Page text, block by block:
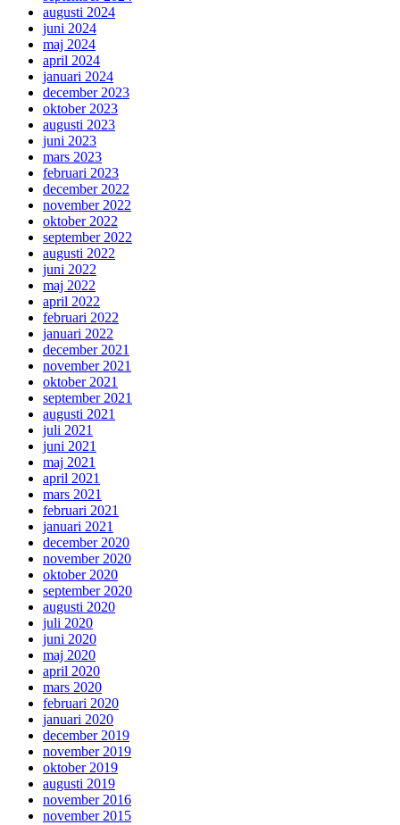
augusti 2024
juni 2024
maj 2024
april 2024
januari 2024
december 2023
oktober 2023
augusti 2023
juni 2023
mars 2023
februari 2023
december 2022
november 2022
oktober 2022
september 2022
augusti 2022
juni 2022
maj 2022
april 2022
februari 2022
januari 2022
december 2021
november 2021
oktober 2021
september 2021
augusti 2021
juli 2021
juni 2021
maj 2021
april 2021
mars 2021
februari 2021
januari 2021
december 2020
november 2020
oktober 2020
september 2020
augusti 2020
juli 2020
juni 2020
maj 2020
april 2020
mars 2020
februari 2020
januari 2020
december 2019
november 2019
oktober 2019
augusti 2019
november 2016
november 2015